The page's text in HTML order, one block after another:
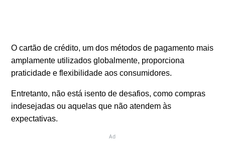
O cartão de crédito, um dos métodos de pagamento mais
amplamente utilizados globalmente, proporciona
praticidade e flexibilidade aos consumidores.
Entretanto, não está isento de desafios, como compras
indesejadas ou aquelas que não atendem às
expectativas.
Ad